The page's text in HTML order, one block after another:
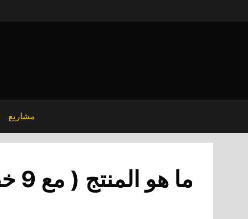
مشاريع
ما هو المنتج ( مع 9 خصائص لمضاعفة مبيعاتك وعمولاتك )